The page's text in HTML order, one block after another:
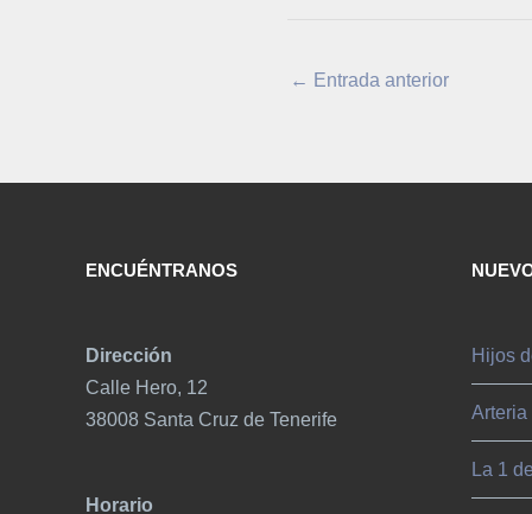
← Entrada anterior
ENCUÉNTRANOS
Dirección
Calle Hero, 12
38008 Santa Cruz de Tenerife
Horario
Hijos
Arteria
La 1